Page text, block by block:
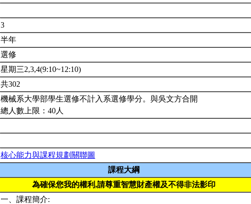
3
半年
選修
星期三2,3,4(9:10~12:10)
共302
機械系大學部學生選修不計入系選修學分。與吳文方合開
總人數上限：40人
核心能力與課程規劃關聯圖
課程大綱
為確保您我的權利,請尊重智慧財產權及不得非法影印
一、課程簡介: